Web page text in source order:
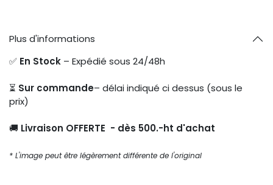
Plus d'informations
✅ En Stock – Expédié sous 24/48h
⏳ Sur commande– délai indiqué ci dessus (sous le
prix)
🚚 Livraison OFFERTE - dès 500.-ht d'achat
* L'image peut être légèrement différente de l'original